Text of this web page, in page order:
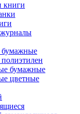
книги
бумажные
бумажные
цветные